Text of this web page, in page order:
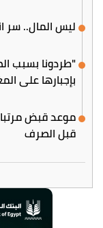
ليس المال.. سر
"طردونا بسبب
بإجبارها على
قبل الصرف